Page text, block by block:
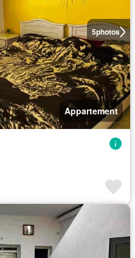
5photos
Appartement